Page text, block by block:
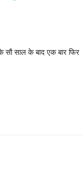
सौ साल के बाद एक बार फिर